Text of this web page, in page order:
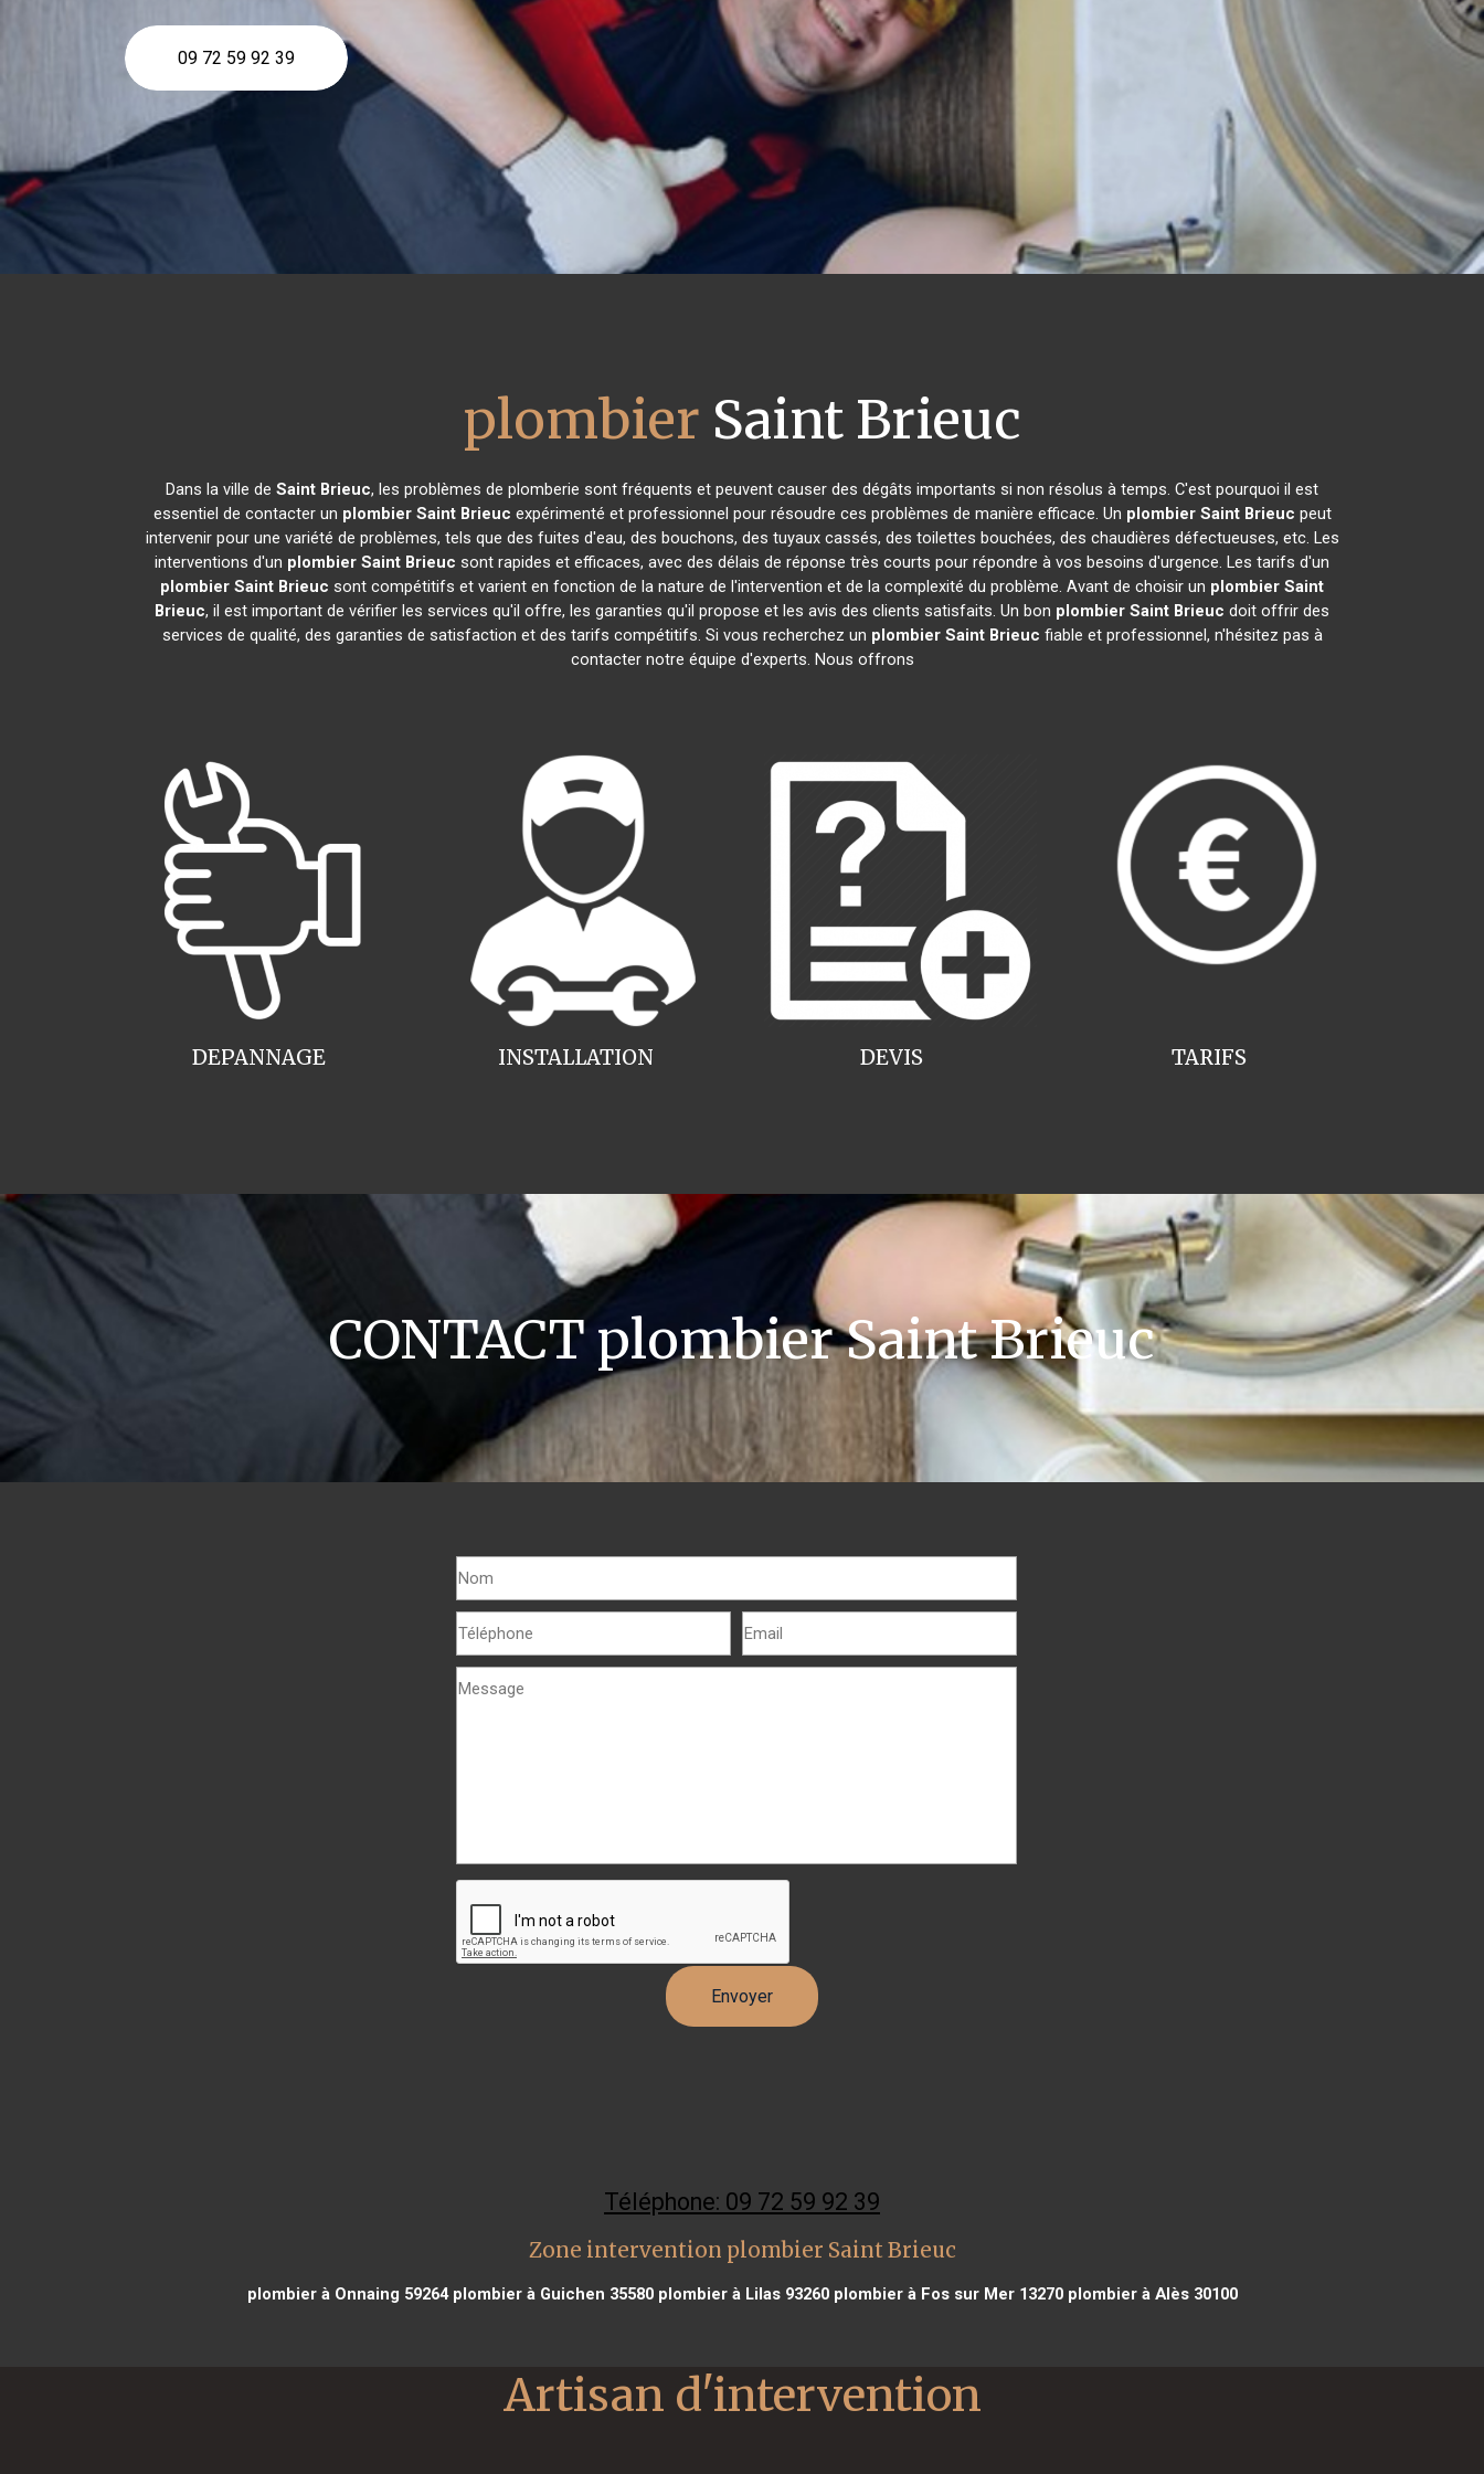
09 72 59 92 39
plombier Saint Brieuc
Dans la ville de Saint Brieuc, les problèmes de plomberie sont fréquents et peuvent causer des dégâts importants si non résolus à temps. C'est pourquoi il est
essentiel de contacter un plombier Saint Brieuc expérimenté et professionnel pour résoudre ces problèmes de manière efficace. Un plombier Saint Brieuc peut
intervenir pour une variété de problèmes, tels que des fuites d'eau, des bouchons, des tuyaux cassés, des toilettes bouchées, des chaudières défectueuses, etc. Les
interventions d'un plombier Saint Brieuc sont rapides et efficaces, avec des délais de réponse très courts pour répondre à vos besoins d'urgence. Les tarifs d'un
plombier Saint Brieuc sont compétitifs et varient en fonction de la nature de l'intervention et de la complexité du problème. Avant de choisir un plombier Saint
Brieuc, il est important de vérifier les services qu'il offre, les garanties qu'il propose et les avis des clients satisfaits. Un bon plombier Saint Brieuc doit offrir des
services de qualité, des garanties de satisfaction et des tarifs compétitifs. Si vous recherchez un plombier Saint Brieuc fiable et professionnel, n'hésitez pas à
contacter notre équipe d'experts. Nous offrons
INSTALLATION
DEPANNAGE TARIFS
DEVIS
CONTACT plombier Saint Brieuc
Téléphone: 09 72 59 92 39
Zone intervention plombier Saint Brieuc
plombier à Onnaing 59264plombier à Guichen 35580plombier à Lilas 93260plombier à Fos sur Mer 13270plombier à Alès 30100
Artisan d'intervention